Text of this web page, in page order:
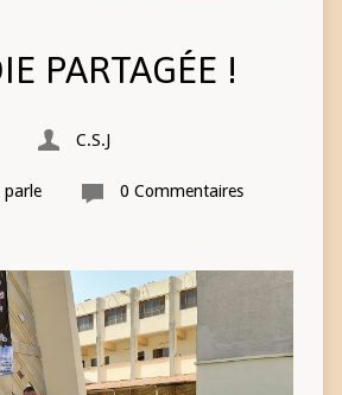
PARTAGÉE !
C.S.J
parle 0 Commentaires